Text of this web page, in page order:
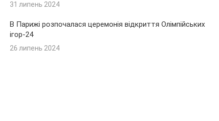
31 липень 2024
В Парижі розпочалася церемонія відкриття Олімпійських
ігор-24
26 липень 2024